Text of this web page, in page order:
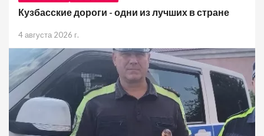
Кузбасские дороги - одни из лучших в стране
4 августа 2026 г.